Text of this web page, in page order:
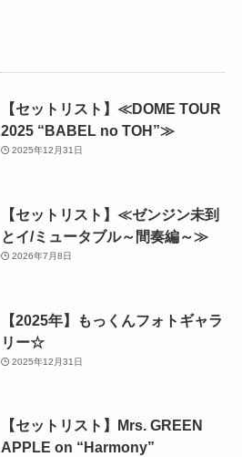
【セットリスト】≪DOME TOUR
2025 “BABEL no TOH”≫
2025年12月31日
【セットリスト】≪ゼンジン未到
とイ/ミュータブル～間奏編～≫
2026年7月8日
【2025年】もっくんフォトギャラ
リー☆
2025年12月31日
【セットリスト】Mrs. GREEN
APPLE on “Harmony”